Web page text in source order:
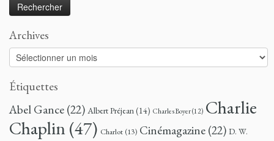
Archives
Archives
Étiquettes
Abel Gance(22) Albert Préjean(14) Charles Boyer(12) Charlie
Chaplin(47) Charlot (13) Cinémagazine(22) D. W.